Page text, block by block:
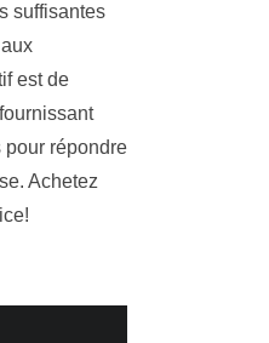
suffisantes
est de
pour répondre
Achetez